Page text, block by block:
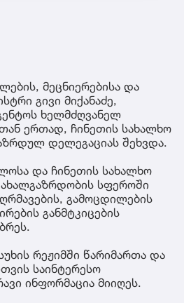
მეცნიერებისა და
გივი მიქანაძე,
ხელმძღვანელ
ერთად, ჩინეთის სახალხო
დელეგაციას შეხვდა.
და ჩინეთის სახალხო
სფეროში
გამოცდილების
განმტკიცების
რეჟიმში წარიმართა და
საინტერესო
ინფორმაცია მიიღეს.